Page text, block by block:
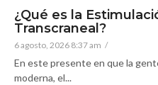
¿Qué es la
Transcraneal?
6 agosto, 2026 8:37 am /
En este presente en que la
moderna, el...